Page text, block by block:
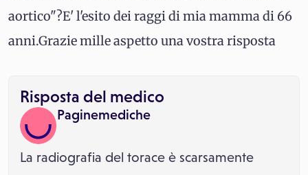
aortico"?E' l'esito dei raggi di mia mamma di 66
anni.Grazie mille aspetto una vostra risposta
Risposta del medico
Paginemediche
La radiografia del torace è scarsamente